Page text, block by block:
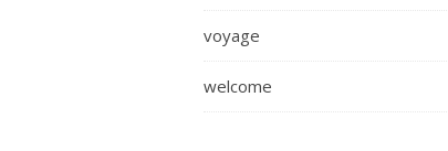
voyage
welcome